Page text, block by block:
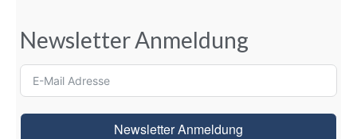
Newsletter Anmeldung
Newsletter Anmeldung